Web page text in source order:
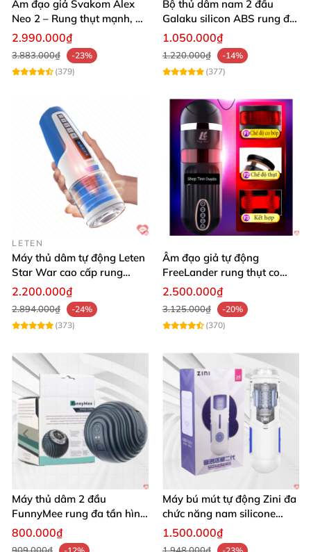
Âm đạo giả Svakom Alex
Neo 2 – Rung thụt mạnh, đa
năng, cải tiến mới
2.990.000₫
3.883.000₫
-23%
(379)
Bộ thủ dâm nam 2 đầu
Galaku silicon ABS rung đa
chức năng kích thích
1.050.000₫
1.220.000₫
-14%
(377)
LETEN
Máy thủ dâm tự động Leten
Star War cao cấp rung
xoay thụt
2.200.000₫
2.894.000₫
-24%
(373)
Âm đạo giả tự động
FreeLander rung thụt co
bóp cực mạnh Nhật Bản
2.500.000₫
3.125.000₫
-20%
(370)
Máy thủ dâm 2 đầu
FunnyMee rung đa tần hình
bóng Pokemon trẻ trung
800.000₫
Máy bú mút tự động Zini đa
chức năng nam silicone
mềm mại an toàn
1.500.000₫